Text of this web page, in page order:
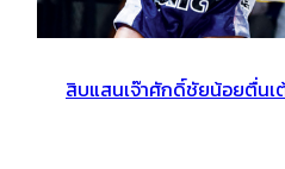
สิบแสนเจ๊าศักดิ์ชัยน้อยตื่นเ